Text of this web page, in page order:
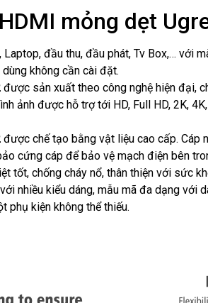
mỏng dẹt
đầu thu, đầu phát, Tv Box,… với
không cần cài đặt.
được sản xuất theo công nghệ hiện đại,
ảnh được hỗ trợ tới HD, Full HD, 2K,
được chế tạo bằng vật liệu cao cấp. Cáp
cứng cáp để bảo vệ mạch điện bên
tốt, chống cháy nổ, thân thiện với sức
nhiều kiểu dáng, mẫu mã đa dạng với
phụ kiện không thể thiếu.